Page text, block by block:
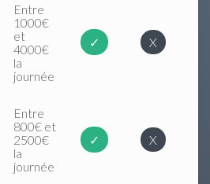
Entre
1000€
et
4000€
la
journée
✓ X
Entre
800€ et
2500€
la
journée
✓ X